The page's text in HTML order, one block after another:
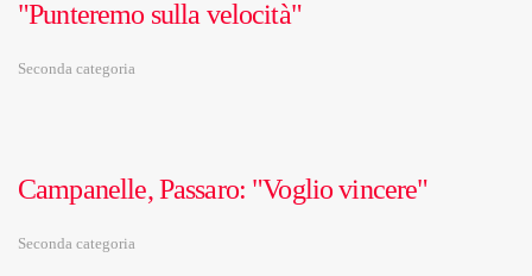
"Punteremo sulla velocità"
Seconda categoria
Campanelle, Passaro: "Voglio vincere"
Seconda categoria